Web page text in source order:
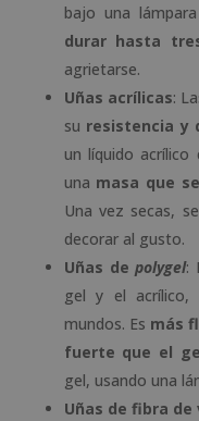
bajo una
durar hasta
agrietarse.
Uñas acrílicas:
su resistencia y
un líquido
una masa que
Una vez secas,
decorar al gusto.
Uñas depolygel:
gel y el acrílico,
mundos. Es más
fuerte que el
gel, usando una
Uñas de fibra de